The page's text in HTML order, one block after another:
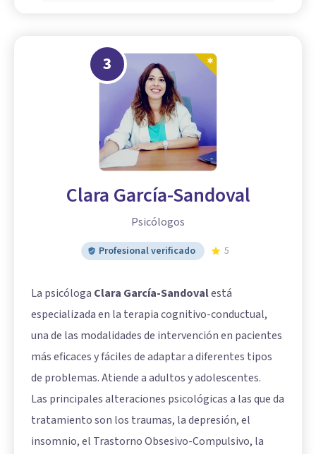
3
Clara García-Sandoval
Psicólogos
Profesional verificado 5
La psicóloga Clara García-Sandovalestá
especializada en la terapia cognitivo-conductual,
una de las modalidades de intervención en pacientes
más eficaces y fáciles de adaptar a diferentes tipos
de problemas. Atiende a adultos y adolescentes.
Las principales alteraciones psicológicas a las que da
tratamiento son los traumas, la depresión, el
insomnio, el Trastorno Obsesivo-Compulsivo, la